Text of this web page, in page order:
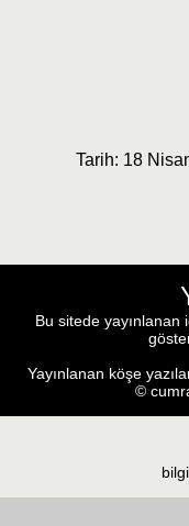
Tarih: 18
Bu sitede yayınlanan
Yayınlanan köşe
©